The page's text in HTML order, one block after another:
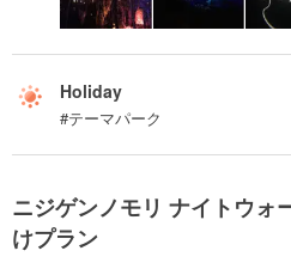
Holiday
#テーマパーク
ニジゲンノモリ ナイトウォ
けプラン